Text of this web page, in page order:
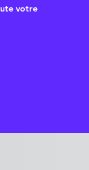
votre